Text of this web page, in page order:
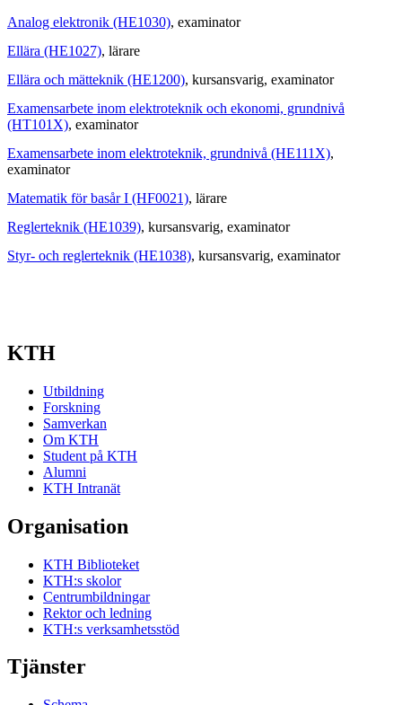
Analog elektronik (HE1030), examinator
Ellära (HE1027), lärare
Ellära och mätteknik (HE1200), kursansvarig, examinator
Examensarbete inom elektroteknik och ekonomi, grundnivå
(HT101X), examinator
Examensarbete inom elektroteknik, grundnivå (HE111X),
examinator
Matematik för basår I (HF0021), lärare
Reglerteknik (HE1039), kursansvarig, examinator
Styr- och reglerteknik (HE1038), kursansvarig, examinator
KTH
Utbildning
Forskning
Samverkan
Om KTH
Student på KTH
Alumni
KTH Intranät
Organisation
KTH Biblioteket
KTH:s skolor
Centrumbildningar
Rektor och ledning
KTH:s verksamhetsstöd
Tjänster